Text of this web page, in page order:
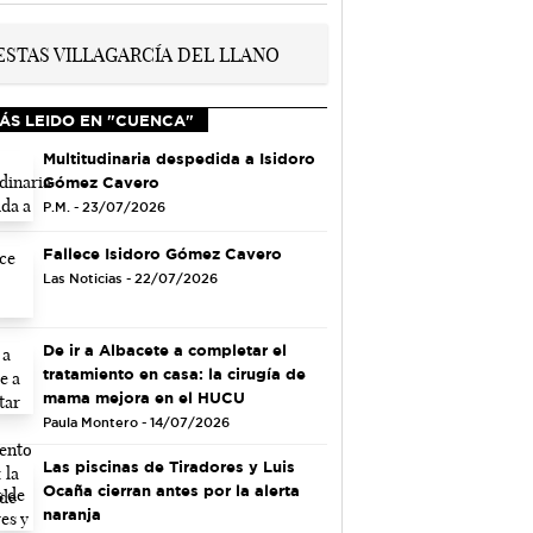
LEIDO EN "CUENCA"
Multitudinaria despedida a Isidoro
Gómez Cavero
P.M. - 23/07/2026
Fallece Isidoro Gómez Cavero
Las Noticias - 22/07/2026
De ir a Albacete a completar el
tratamiento en casa: la cirugía de
mama mejora en el HUCU
Paula Montero - 14/07/2026
Las piscinas de Tiradores y Luis
Ocaña cierran antes por la alerta
naranja